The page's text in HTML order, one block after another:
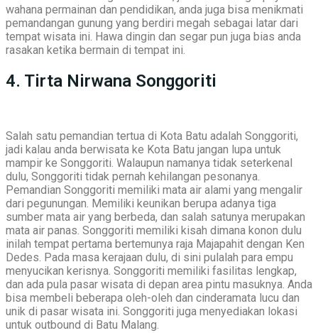
wahana permainan dan pendidikan, anda juga bisa menikmati
pemandangan gunung yang berdiri megah sebagai latar dari
tempat wisata ini. Hawa dingin dan segar pun juga bias anda
rasakan ketika bermain di tempat ini.
4. Tirta Nirwana Songgoriti
Salah satu pemandian tertua di Kota Batu adalah Songgoriti,
jadi kalau anda berwisata ke Kota Batu jangan lupa untuk
mampir ke Songgoriti. Walaupun namanya tidak seterkenal
dulu, Songgoriti tidak pernah kehilangan pesonanya.
Pemandian Songgoriti memiliki mata air alami yang mengalir
dari pegunungan. Memiliki keunikan berupa adanya tiga
sumber mata air yang berbeda, dan salah satunya merupakan
mata air panas. Songgoriti memiliki kisah dimana konon dulu
inilah tempat pertama bertemunya raja Majapahit dengan Ken
Dedes. Pada masa kerajaan dulu, di sini pulalah para empu
menyucikan kerisnya. Songgoriti memiliki fasilitas lengkap,
dan ada pula pasar wisata di depan area pintu masuknya. Anda
bisa membeli beberapa oleh-oleh dan cinderamata lucu dan
unik di pasar wisata ini. Songgoriti juga menyediakan lokasi
untuk outbound di Batu Malang.